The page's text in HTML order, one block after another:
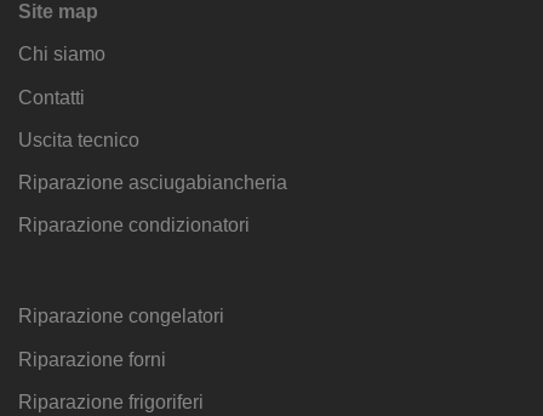
Site map
Chi siamo
Contatti
Uscita tecnico
Riparazione asciugabiancheria
Riparazione condizionatori
Riparazione congelatori
Riparazione forni
Riparazione frigoriferi